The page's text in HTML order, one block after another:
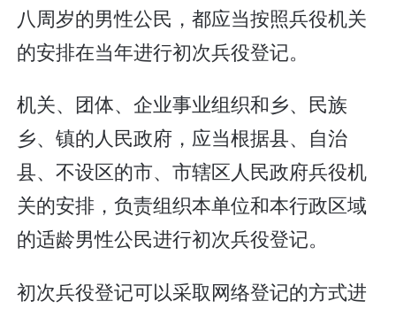
八周岁的男性公民，都应当按照兵役机关
的安排在当年进行初次兵役登记。
机关、团体、企业事业组织和乡、民族
乡、镇的人民政府，应当根据县、自治
县、不设区的市、市辖区人民政府兵役机
关的安排，负责组织本单位和本行政区域
的适龄男性公民进行初次兵役登记。
初次兵役登记可以采取网络登记的方式进